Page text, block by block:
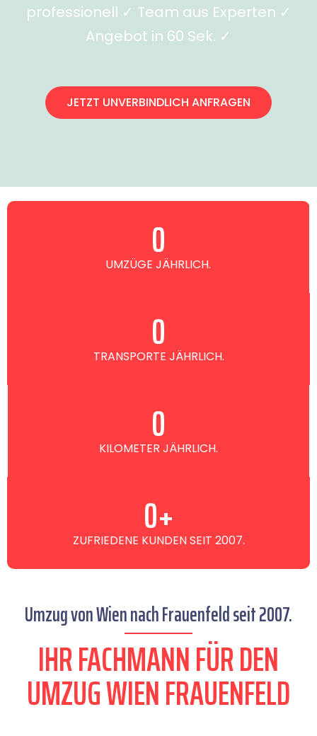
professionell ✓ Team aus Experten ✓
Angebot in 60 Sek. ✓
JETZT UNVERBINDLICH ANFRAGEN
UMZÜGE JÄHRLICH.
0
TRANSPORTE JÄHRLICH.
0
KILOMETER JÄHRLICH.
0
ZUFRIEDENE KUNDEN SEIT 2007.
0+
Umzug von Wien nach Frauenfeld seit 2007.
IHR FACHMANN FÜR DEN
UMZUG WIEN FRAUENFELD